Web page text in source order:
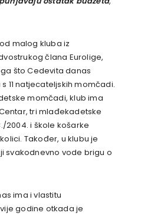
malog kluba iz
člana Eurolige,
što Cedevita danas
11 natjecateljskih momčadi.
momčadi, klub ima
tri mlađekadetske
2004. i škole košarke
Također, u klubu je
svakodnevno vode brigu o
ima i vlastitu
godine otkada je